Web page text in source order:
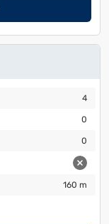
4
0
0
160 m